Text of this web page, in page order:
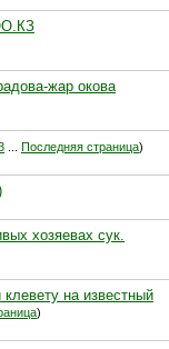
жар окова
Последняя страница)
хозяевах сук.
на известный
)